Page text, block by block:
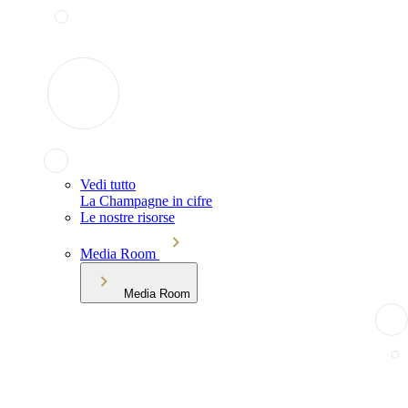
Vedi tutto
La Champagne in cifre
Le nostre risorse
Media Room
Media Room